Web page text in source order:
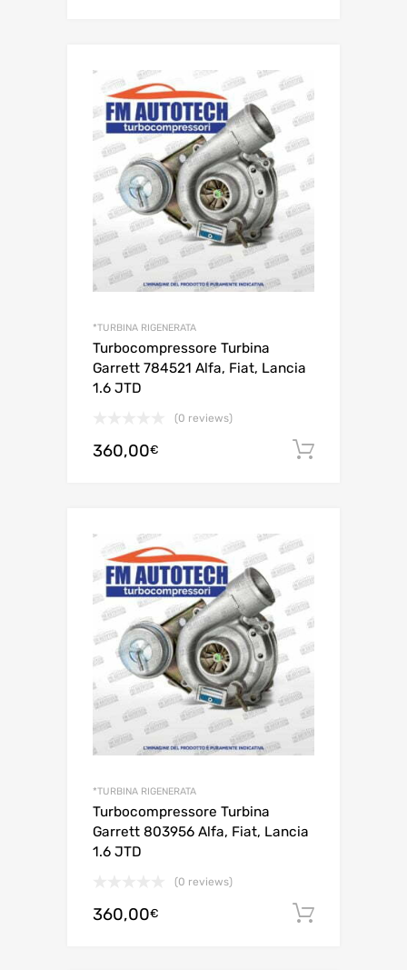
*TURBINA RIGENERATA
Turbocompressore Turbina
Garrett 784521 Alfa, Fiat, Lancia
1.6 JTD
(0 reviews)
360,00€
*TURBINA RIGENERATA
Turbocompressore Turbina
Garrett 803956 Alfa, Fiat, Lancia
1.6 JTD
(0 reviews)
360,00€